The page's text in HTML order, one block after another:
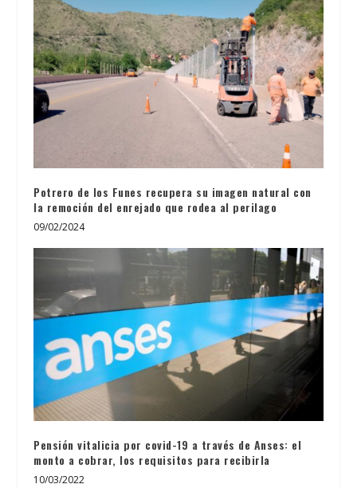
Potrero de los Funes recupera su imagen natural con
la remoción del enrejado que rodea al perilago
09/02/2024
Pensión vitalicia por covid-19 a través de Anses: el
monto a cobrar, los requisitos para recibirla
10/03/2022